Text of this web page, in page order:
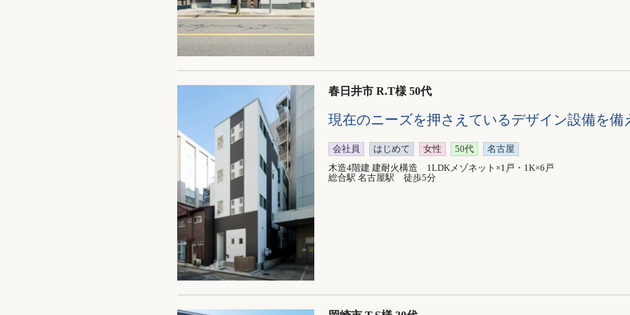
春日井市 R.T様 50代
現在のニーズを押さえているデザイン設備を備
会社員 はじめて 女性 50代
名古屋
木造4階建 建耐火構造 1LDKメゾネット×1戸・1K×6戸
総合駅 名古屋駅 徒歩5分